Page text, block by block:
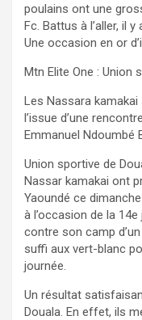
poulains ont une
Fc. Battus à l’aller, il
Une occasion en or
Mtn Elite One : Union
Les Nassara kamakai
l’issue d’une
Emmanuel Ndoumbé
Union sportive de
Nassar kamakai ont
Yaoundé ce
à l’occasion de la 14e
contre son camp
suffi aux vert-blanc
journée.
Un résultat
Douala. En effet, ils